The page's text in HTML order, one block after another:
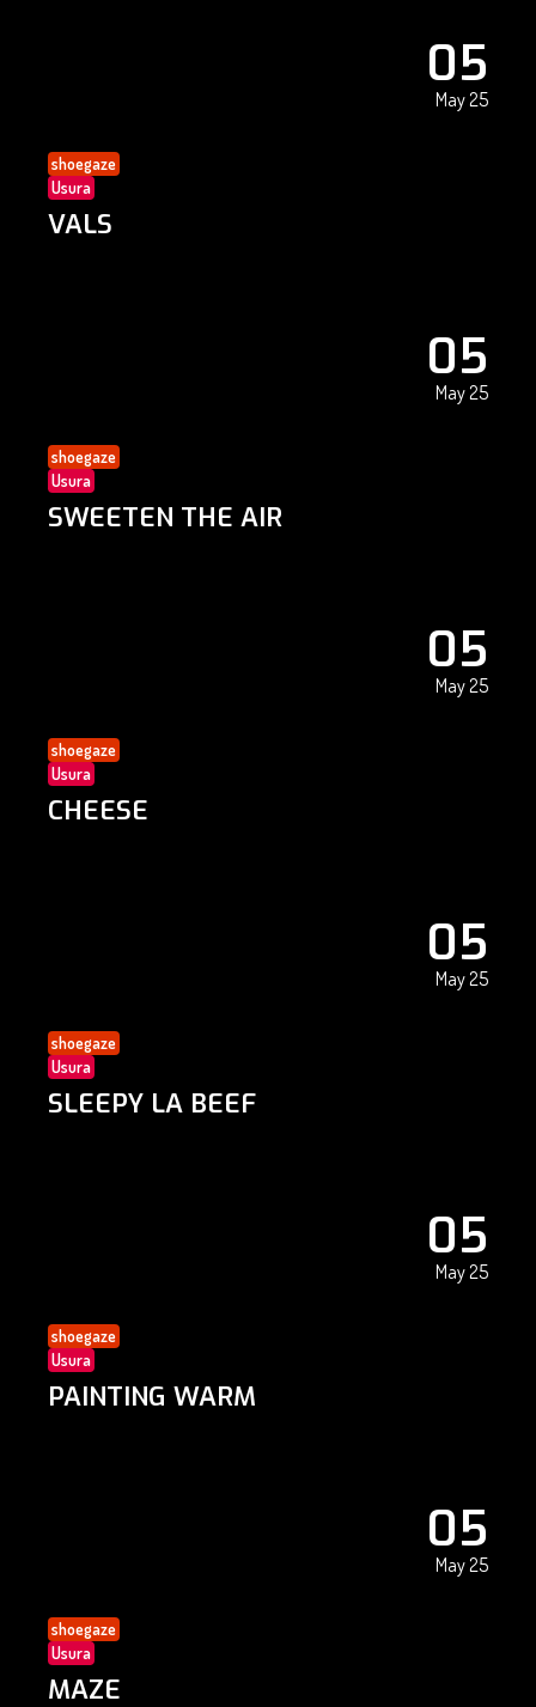
05
May 25
shoegaze
Usura
VALS
05
May 25
shoegaze
Usura
SWEETEN THE AIR
05
May 25
shoegaze
Usura
CHEESE
05
May 25
shoegaze
Usura
SLEEPY LA BEEF
05
May 25
shoegaze
Usura
PAINTING WARM
05
May 25
shoegaze
Usura
MAZE